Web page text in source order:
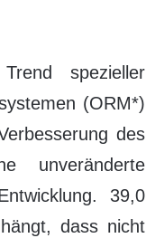
spezieller
(ORM*)
des
unveränderte
39,0
dass nicht